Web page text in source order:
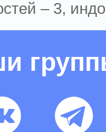
– 3,